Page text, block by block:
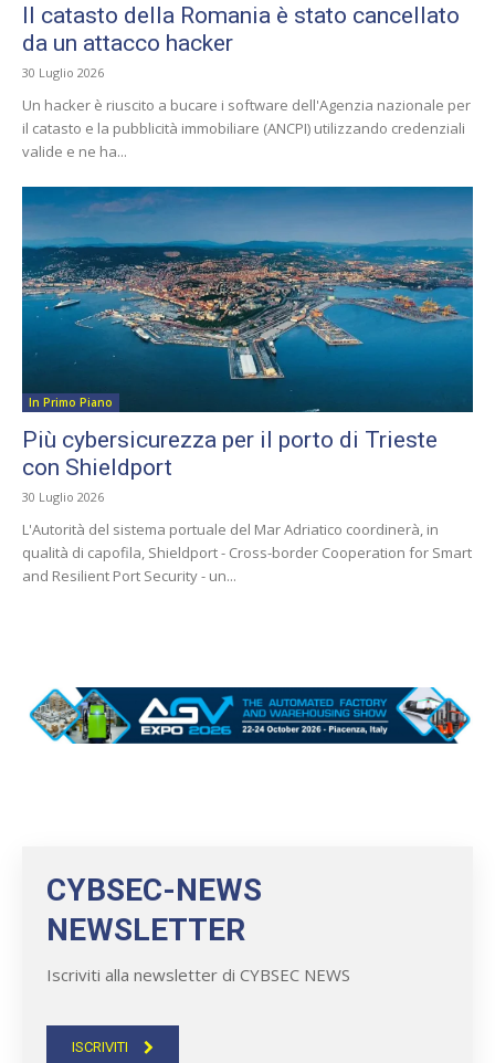
Il catasto della Romania è stato cancellato
da un attacco hacker
30 Luglio 2026
Un hacker è riuscito a bucare i software dell'Agenzia nazionale per
il catasto e la pubblicità immobiliare (ANCPI) utilizzando credenziali
valide e ne ha...
In Primo Piano
Più cybersicurezza per il porto di Trieste
con Shieldport
30 Luglio 2026
L'Autorità del sistema portuale del Mar Adriatico coordinerà, in
qualità di capofila, Shieldport - Cross-border Cooperation for Smart
and Resilient Port Security - un...
CYBSEC-NEWS
NEWSLETTER
Iscriviti alla newsletter di CYBSEC NEWS
ISCRIVITI